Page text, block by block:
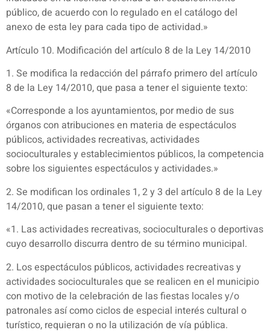
público, de acuerdo con lo regulado en el catálogo del
anexo de esta ley para cada tipo de actividad.»
Artículo 10. Modificación del artículo 8 de la Ley 14/2010
1. Se modifica la redacción del párrafo primero del artículo
8 de la Ley 14/2010, que pasa a tener el siguiente texto:
«Corresponde a los ayuntamientos, por medio de sus
órganos con atribuciones en materia de espectáculos
públicos, actividades recreativas, actividades
socioculturales y establecimientos públicos, la competencia
sobre los siguientes espectáculos y actividades.»
2. Se modifican los ordinales 1, 2 y 3 del artículo 8 de la Ley
14/2010, que pasan a tener el siguiente texto:
«1. Las actividades recreativas, socioculturales o deportivas
cuyo desarrollo discurra dentro de su término municipal.
2. Los espectáculos públicos, actividades recreativas y
actividades socioculturales que se realicen en el municipio
con motivo de la celebración de las fiestas locales y/o
patronales así como ciclos de especial interés cultural o
turístico, requieran o no la utilización de vía pública.